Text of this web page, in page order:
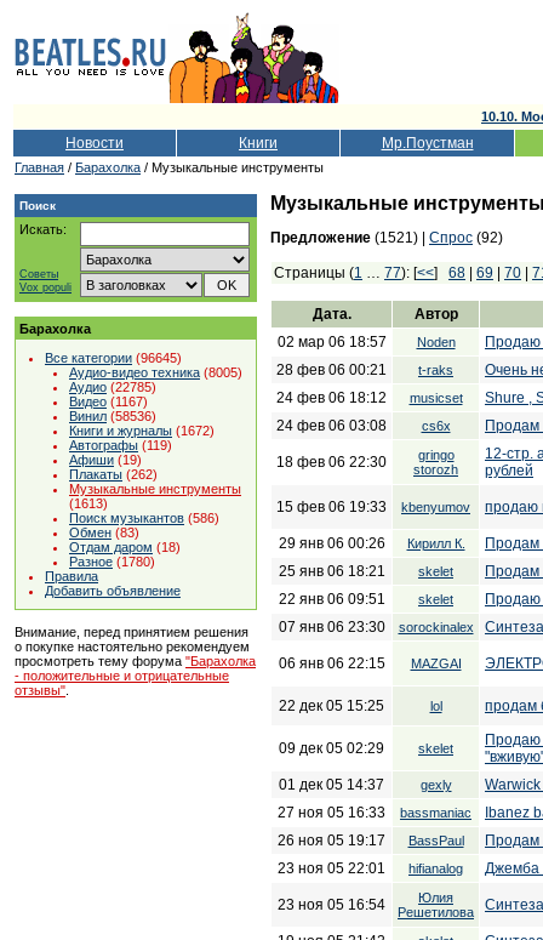
10.10.
Новости Книги Мр.Поустман
Главная / Барахолка / Музыкальные инструменты
Поиск
Искать:
Советы
Vox populi
Барахолка
Все категории (96645)
Аудио-видео техника (8005)
Аудио (22785)
Видео (1167)
Винил (58536)
Книги и журналы (1672)
Автографы (119)
Афиши (19)
Плакаты (262)
Музыкальные инструменты
(1613)
Поиск музыкантов (586)
Обмен (83)
Отдам даром (18)
Разное (1780)
Правила
Добавить объявление
Внимание, перед принятием решения
о покупке настоятельно рекомендуем
просмотреть тему форума "Барахолка
- положительные и отрицательные
отзывы"
Музыкальные
Предложение (1521) | Спрос (92)
Страницы (1 77): [<<] 68 | 69 | 70 |
Дата.
Автор
02 мар 06 18:57
Noden
Продаю
28 фев 06 00:21
t-raks
Очень
24 фев 06 18:12
musicset
Shure ,
24 фев 06 03:08
cs6x Продам
18 фев 06 22:30
gringo
storozh
12-стр.
рублей
15 фев 06 19:33 kbenyumov продаю
29 янв 06 00:26 Кирилл К.
Продам
25 янв 06 18:21
skelet
Продам
22 янв 06 09:51
skelet
Продаю
07 янв 06 23:30
sorockinalex
06 янв 06 22:15 MAZGAI
22 дек 05 15:25 lol продам
09 дек 05 02:29 skelet
Продаю
01 дек 05 14:37
gexly
27 ноя 05 16:33
bassmaniac
Ibanez
26 ноя 05 19:17
BassPaul
Продам
23 ноя 05 22:01
hifianalog Джемба
23 ноя 05 16:54
Юлия
Решетилова